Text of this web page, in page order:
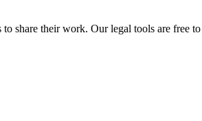
share their work. Our legal tools are free to